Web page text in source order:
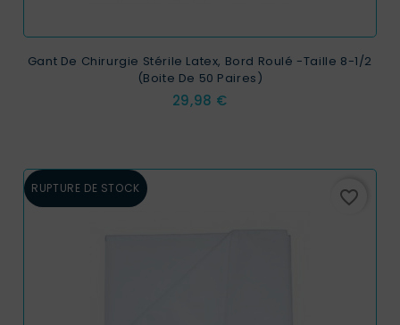
Gant De Chirurgie Stérile Latex, Bord Roulé -taille 8-1/2
(boite De 50 Paires)
Prix
29,98 €
RUPTURE DE STOCK favorite_border